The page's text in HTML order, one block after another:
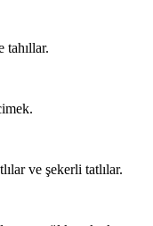
tahıllar.
ve şekerli tatlılar.